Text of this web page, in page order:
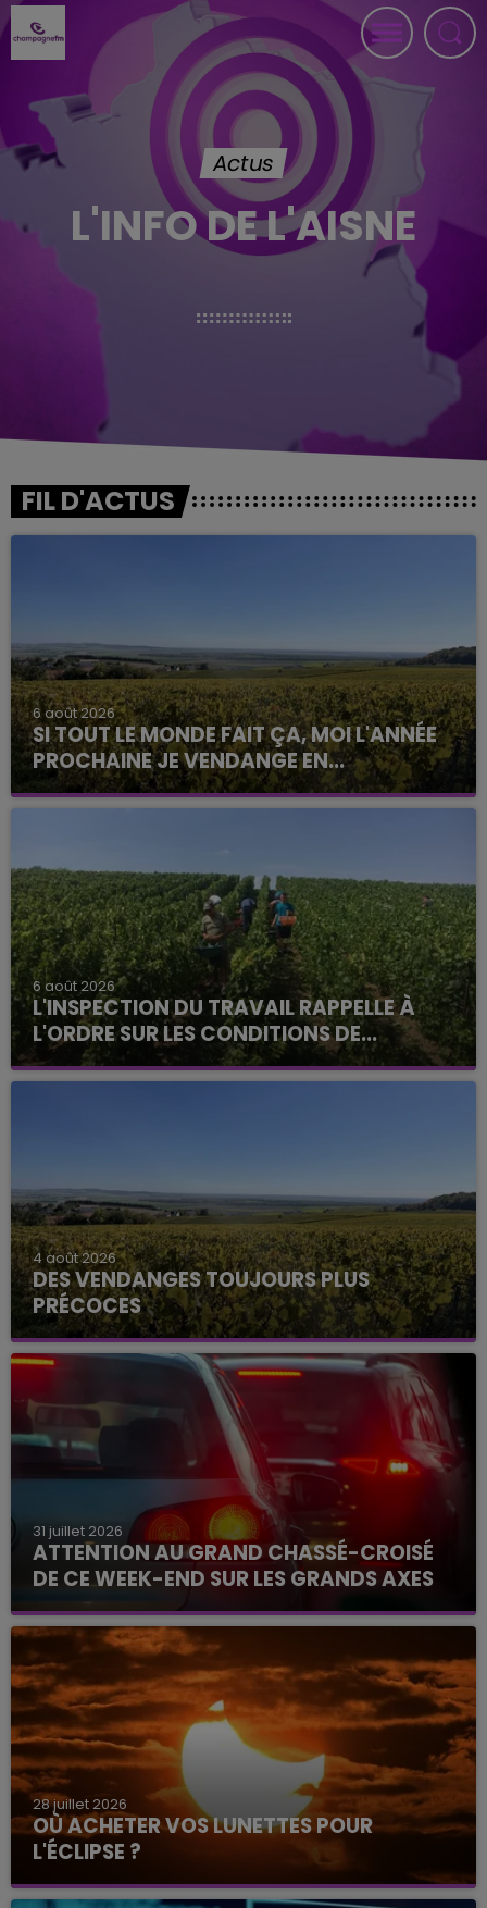
Actus
L'INFO DE L'AISNE
FIL D'ACTUS
6 août 2026
SI TOUT LE MONDE FAIT ÇA, MOI L'ANNÉE
PROCHAINE JE VENDANGE EN...
6 août 2026
L'INSPECTION DU TRAVAIL RAPPELLE À
L'ORDRE SUR LES CONDITIONS DE...
4 août 2026
DES VENDANGES TOUJOURS PLUS
PRÉCOCES
31 juillet 2026
ATTENTION AU GRAND CHASSÉ-CROISÉ
DE CE WEEK-END SUR LES GRANDS AXES
28 juillet 2026
OÙ ACHETER VOS LUNETTES POUR
L'ÉCLIPSE ?